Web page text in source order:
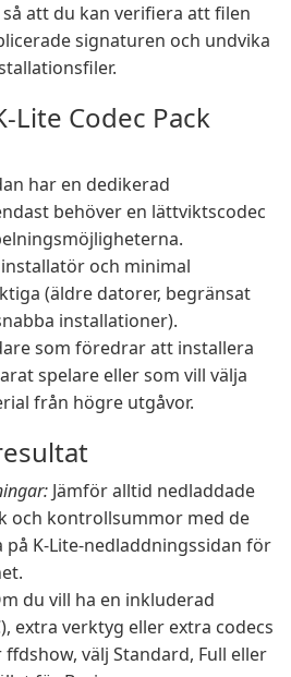
att du kan verifiera att filen
signaturen och undvika
Lite Codec Pack
har en dedikerad
behöver en lättviktscodec
och minimal
(äldre datorer, begränsat
installationer).
som föredrar att installera
spelare eller som vill välja
från högre utgåvor.
Jämför alltid nedladdade
och kontrollsummor med de
på K-Lite-nedladdningssidan för
du vill ha en inkluderad
extra verktyg eller extra codecs
ffdshow, välj Standard, Full eller